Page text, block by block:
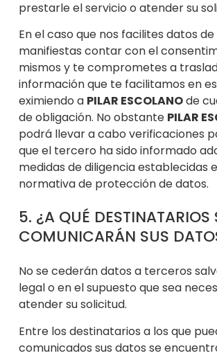
prestarle el servicio o atender su
En el caso que nos facilites datos
manifiestas contar con el
mismos y te comprometes a
información que te facilitamos en
eximiendo a PILAR ESCOLANOde
de obligación. No obstante PILAR
podrá llevar a cabo verificaciones
que el tercero ha sido informado
medidas de diligencia establecidas
normativa de protección de datos.
5. ¿A QUÉ DESTINATARIOS
COMUNICARÁN SUS
No se cederán datos a terceros
legal o en el supuesto que sea
atender su solicitud.
Entre los destinatarios a los que
comunicados sus datos se